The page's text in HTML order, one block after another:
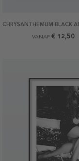
VANAF € 12,50